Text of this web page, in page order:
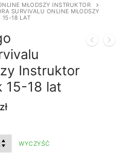
MŁODSZY INSTRUKTOR
SURVIVALU ONLINE MŁODSZY
15-18 LAT
Instruktor
15-18 lat
złZakres
539,00 zł
do
699,00 zł
WYCZYŚĆ